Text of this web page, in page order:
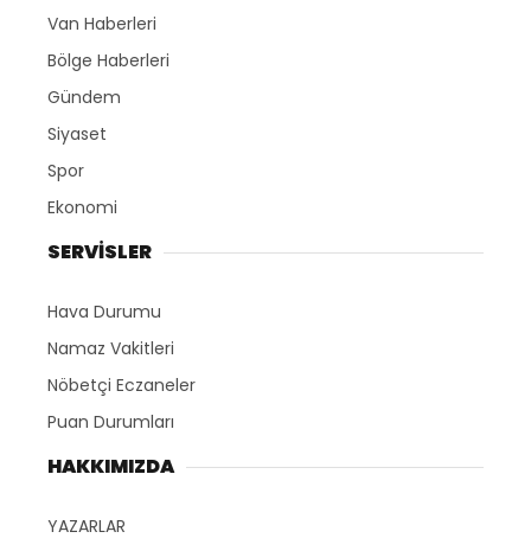
Van Haberleri
Bölge Haberleri
Gündem
Siyaset
Spor
Ekonomi
SERVİSLER
Hava Durumu
Namaz Vakitleri
Nöbetçi Eczaneler
Puan Durumları
HAKKIMIZDA
YAZARLAR